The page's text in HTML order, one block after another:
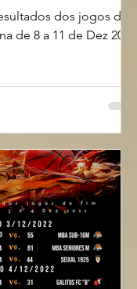
dos jogos do
de 8 a 11 de Dez 2022